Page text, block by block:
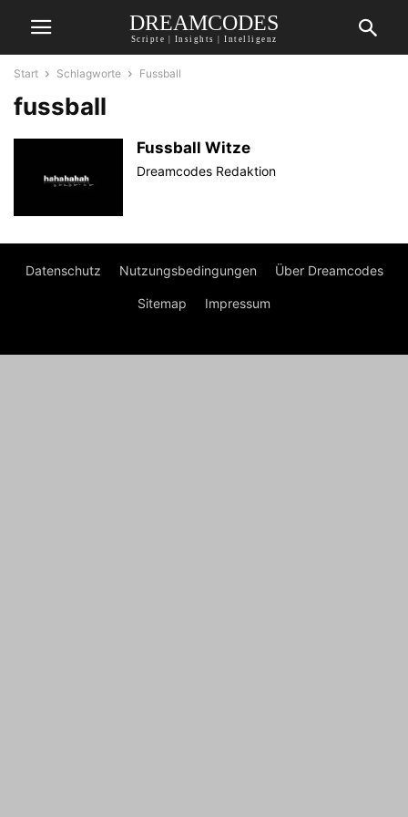
DREAMCODES
Scripte | Insights | Intelligenz
Start Schlagworte Fussball
fussball
Fussball Witze
Dreamcodes Redaktion
Datenschutz Nutzungsbedingungen Über Dreamcodes
Sitemap Impressum